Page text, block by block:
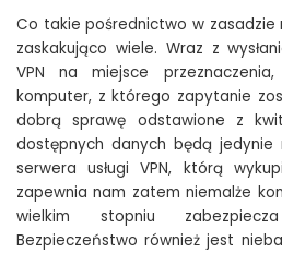
Co takie pośrednictwo w zasadzie
zaskakująco wiele. Wraz z
VPN na miejsce
komputer, z którego zapytanie
dobrą sprawę odstawione z
dostępnych danych będą jedynie
serwera usługi VPN, którą
zapewnia nam zatem niemalże
wielkim stopniu
Bezpieczeństwo również jest